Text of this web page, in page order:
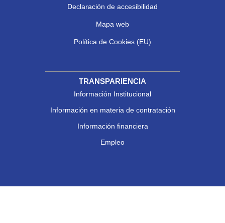
Declaración de accesibilidad
Mapa web
Política de Cookies (EU)
TRANSPARIENCIA
Información Institucional
Información en materia de contratación
Información financiera
Empleo